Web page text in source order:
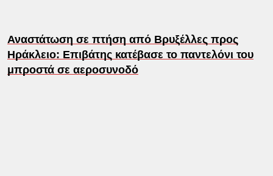
Αναστάτωση σε πτήση από Βρυξέλλες προς
Ηράκλειο: Επιβάτης κατέβασε το παντελόνι του
μπροστά σε αεροσυνοδό